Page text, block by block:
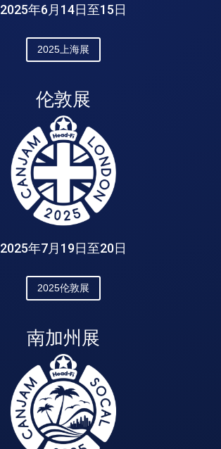
2025年6月14日至15日
2025上海展
伦敦展
2025年7月19日至20日
2025伦敦展
南加州展